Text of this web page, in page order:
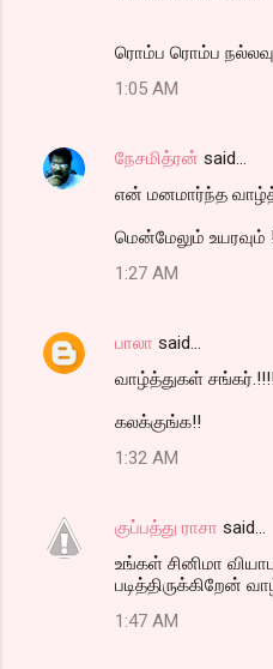
ரொம்ப ரொம்ப
1:05 AM
நேசமித்ரன் said…
என் மனமார்ந்த
மென்மேலும் உயரவும் !
1:27 AM
பாலா said…
வாழ்த்துகள்
கலக்குங்க!!
1:32 AM
குப்பத்து ராசா said…
உங்கள் சினிமா
படித்திருக்கிறேன்
1:47 AM